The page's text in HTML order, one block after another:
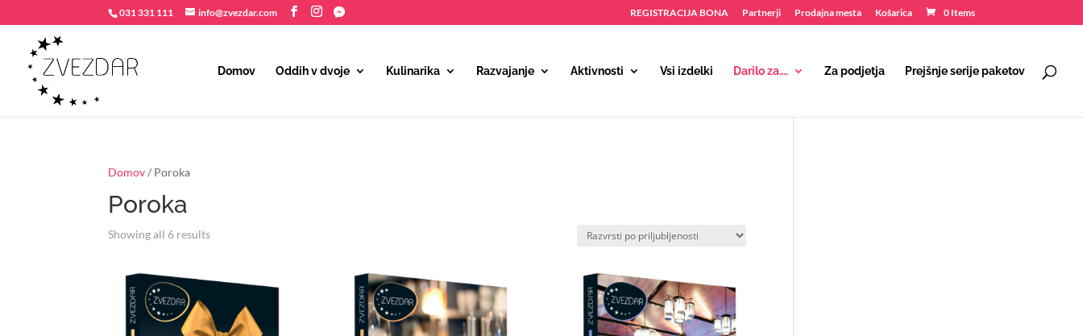
031 331 111 info@zvezdar.com REGISTRACIJA BONA Partnerji Prodajna mesta Košarica 0 Items
Domov Oddih v dvoje Kulinarika Razvajanje Aktivnosti Vsi izdelki Darilo za…. Za podjetja Prejšnje serije paketov
Domov/ Poroka
Poroka
Showing all 6 resultsSorted